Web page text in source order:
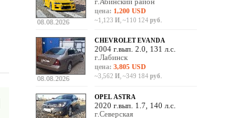
08.08.2026
цена: 1,200 USD
~1,123 И, ~110 124 руб.
08.08.2026
CHEVROLET EVANDA
2004 г.вып. 2.0, 131 л.с.
г.Лабинск
цена: 3,805 USD
~3,562 И, ~349 184 руб.
OPEL ASTRA
2020 г.вып. 1.7, 140 л.с.
г.Северская